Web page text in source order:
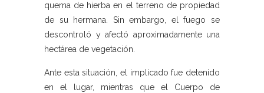
quema de hierba en el terreno de propiedad
de su hermana. Sin embargo, el fuego se
descontroló y afectó aproximadamente una
hectárea de vegetación.
Ante esta situación, el implicado fue detenido
en el lugar, mientras que el Cuerpo de